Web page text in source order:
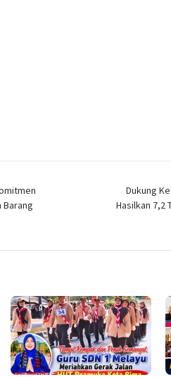
Barang
Dukung
Hasilkan 7,2